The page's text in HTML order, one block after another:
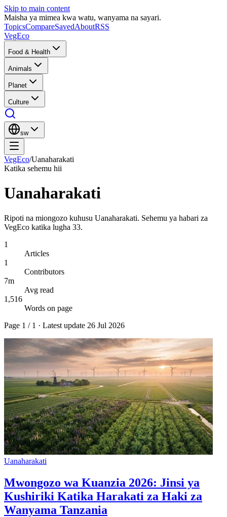
Skip to main content
Maisha ya mimea kwa watu, wanyama na sayari.
TopicsCompareSavedAboutRSS
VegEco
Food & Health
Animals
Planet
Culture
sw
VegEco/Uanaharakati
Katika sehemu hii
Uanaharakati
Ripoti na miongozo kuhusu Uanaharakati. Sehemu ya habari za
VegEco katika lugha 33.
1
Articles
1
Contributors
7m
Avg read
1,516
Words on page
Page 1 / 1 · Latest update 26 Jul 2026
Uanaharakati
Mwongozo wa Kuanzia 2026: Jinsi ya
Kushiriki Katika Harakati za Haki za
Wanyama Tanzania